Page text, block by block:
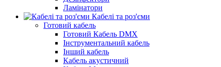
Ламінатори
Кабелі та роз'єми
Готовий кабель
Готовий Кабель DMX
Інструментальний кабель
Інший кабель
Кабель акустичний